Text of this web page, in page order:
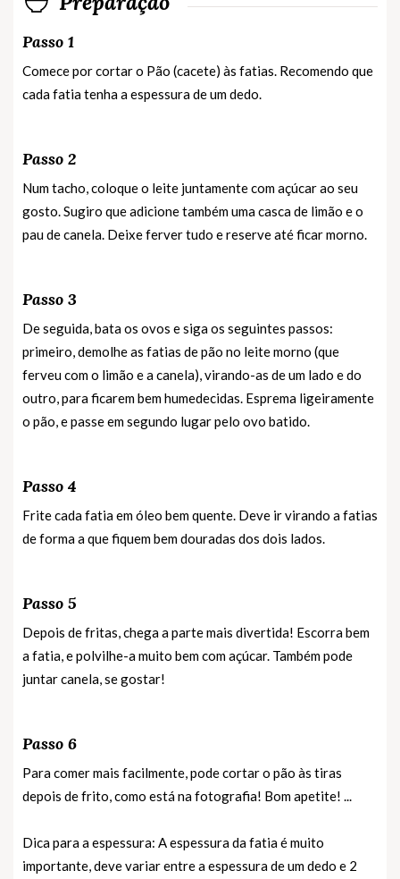
Passo 1
Comece por cortar o Pão (cacete) às fatias. Recomendo que
cada fatia tenha a espessura de um dedo.
Passo 2
Num tacho, coloque o leite juntamente com açúcar ao seu
gosto. Sugiro que adicione também uma casca de limão e o
pau de canela. Deixe ferver tudo e reserve até ficar morno.
Passo 3
De seguida, bata os ovos e siga os seguintes passos:
primeiro, demolhe as fatias de pão no leite morno (que
ferveu com o limão e a canela), virando-as de um lado e do
outro, para ficarem bem humedecidas. Esprema ligeiramente
o pão, e passe em segundo lugar pelo ovo batido.
Passo 4
Frite cada fatia em óleo bem quente. Deve ir virando a fatias
de forma a que fiquem bem douradas dos dois lados.
Passo 5
Depois de fritas, chega a parte mais divertida! Escorra bem
a fatia, e polvilhe-a muito bem com açúcar. Também pode
juntar canela, se gostar!
Passo 6
Para comer mais facilmente, pode cortar o pão às tiras
depois de frito, como está na fotografia! Bom apetite! ...
Dica para a espessura: A espessura da fatia é muito
importante, deve variar entre a espessura de um dedo e 2